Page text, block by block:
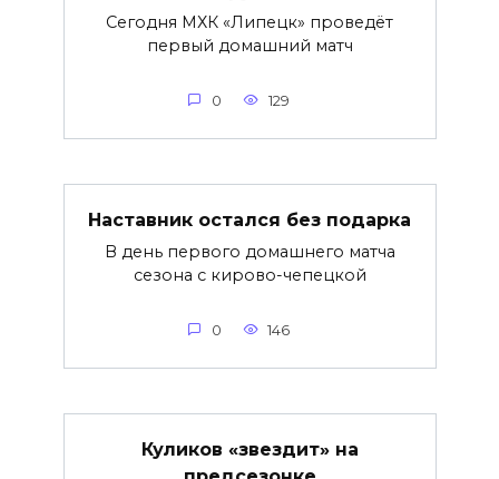
Сегодня МХК «Липецк» проведёт
первый домашний матч
0 129
Наставник остался без подарка
В день первого домашнего матча
сезона с кирово-чепецкой
0 146
Куликов «звездит» на